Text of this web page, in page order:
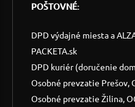
POŠTOVNÉ:
DPD výdajné miesta a
PACKETA.sk
DPD kuriér (doručenie
Osobné prevzatie Prešov,
Osobné prevzatie Žilina,